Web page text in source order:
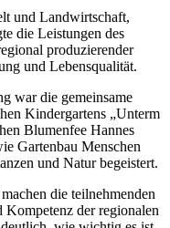
und Landwirtschaft,
die Leistungen des
produzierender
und Lebensqualität.
war die gemeinsame
Kindergartens „Unterm
Blumenfee Hannes
Gartenbau Menschen
und Natur begeistert.
die teilnehmenden
der regionalen